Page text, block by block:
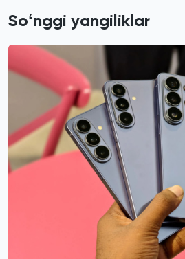
Soʻnggi yangiliklar